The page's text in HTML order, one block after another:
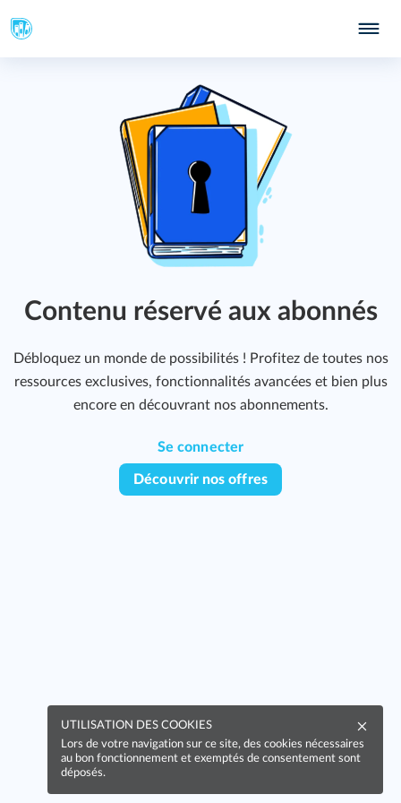
Contenu réservé aux abonnés
Débloquez un monde de possibilités ! Profitez de toutes nos
ressources exclusives, fonctionnalités avancées et bien plus
encore en découvrant nos abonnements.
Se connecter
Découvrir nos offres
UTILISATION DES COOKIES
Lors de votre navigation sur ce site, des cookies nécessaires
au bon fonctionnement et exemptés de consentement sont
déposés.